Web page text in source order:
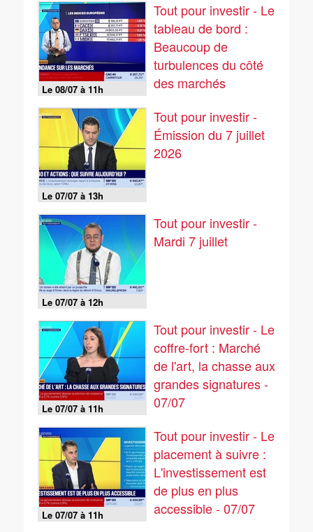
Le 08/07 à 11h
Tout pour investir - Le
tableau de bord :
Beaucoup de
turbulences du côté
des marchés
Le 07/07 à 13h
Tout pour investir -
Émission du 7 juillet
2026
Le 07/07 à 12h
Tout pour investir -
Mardi 7 juillet
Le 07/07 à 11h
Tout pour investir - Le
coffre-fort : Marché
de l'art, la chasse aux
grandes signatures -
07/07
Le 07/07 à 11h
Tout pour investir - Le
placement à suivre :
L'investissement est
de plus en plus
accessible - 07/07